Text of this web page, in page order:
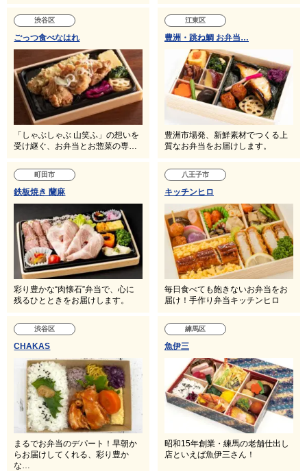
渋谷区
ごっつ食べなはれ
「しゃぶしゃぶ 山笑ふ」の想いを
受け継ぐ、お弁当とお惣菜の専…
江東区
豊洲・跳ね鯛 お弁当…
豊洲市場発、新鮮素材でつくる上
質なお弁当をお届けします。
町田市
鉄板焼き 蘭麻
彩り豊かな“肉懐石”弁当で、心に
残るひとときをお届けします。
八王子市
キッチンヒロ
毎日食べても飽きないお弁当をお
届け！手作り弁当キッチンヒロ
渋谷区
CHAKAS
まるでお弁当のデパート！早朝か
らお届けしてくれる、彩り豊か
な…
練馬区
魚伊三
昭和15年創業・練馬の老舗仕出し
店といえば魚伊三さん！